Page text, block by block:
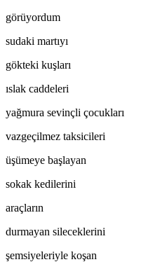
görüyordum
sudaki martıyı
gökteki kuşları
ıslak caddeleri
yağmura sevinçli çocukları
vazgeçilmez taksicileri
üşümeye başlayan
sokak kedilerini
araçların
durmayan sileceklerini
şemsiyeleriyle koşan